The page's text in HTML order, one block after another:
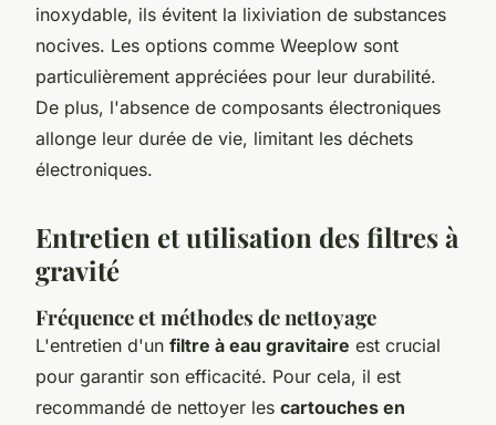
inoxydable, ils évitent la lixiviation de substances
nocives. Les options comme Weeplow sont
particulièrement appréciées pour leur durabilité.
De plus, l'absence de composants électroniques
allonge leur durée de vie, limitant les déchets
électroniques.
Entretien et utilisation des filtres à
gravité
Fréquence et méthodes de nettoyage
L'entretien d'un filtre à eau gravitaire est crucial
pour garantir son efficacité. Pour cela, il est
recommandé de nettoyer les cartouches en